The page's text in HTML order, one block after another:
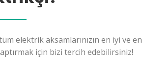
elektrik aksamlarınızın en iyi ve en
için bizi tercih edebilirsiniz!